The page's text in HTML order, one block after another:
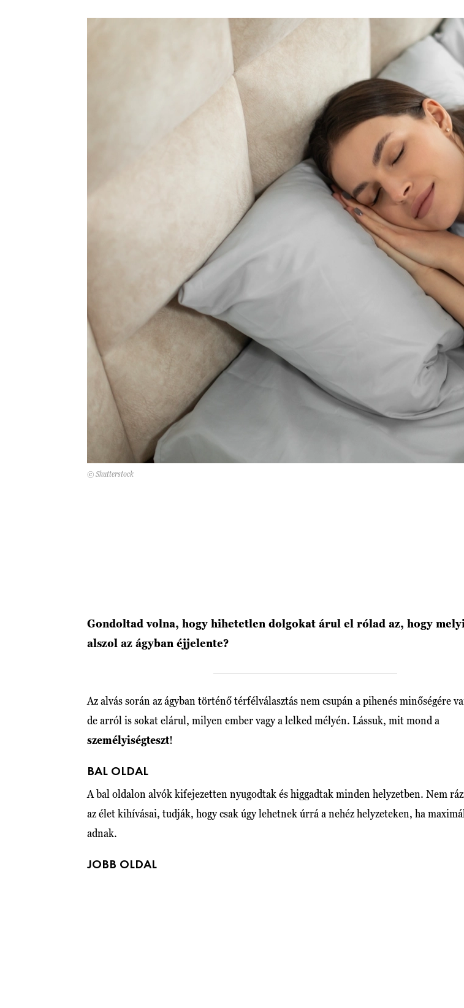
© Shutterstock
Gondoltad volna, hogy hihetetlen dolgokat árul el rólad az, hogy
alszol az ágyban éjjelente?
Az alvás során az ágyban történő térfélválasztás nem csupán a pihenés minőségére
de arról is sokat elárul, milyen ember vagy a lelked mélyén. Lássuk, mit mond a
személyiségteszt!
BAL OLDAL
A bal oldalon alvók kifejezetten nyugodtak és higgadtak minden helyzetben. Nem
az élet kihívásai, tudják, hogy csak úgy lehetnek úrrá a nehéz helyzeteken, ha
adnak.
JOBB OLDAL